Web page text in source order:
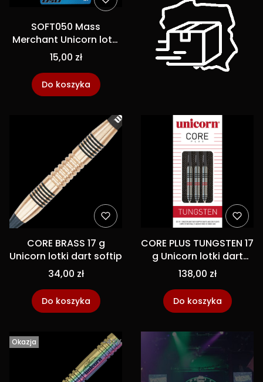
SOFT050 Mass
Merchant Unicorn lotki
dart soft
15,00 zł
Do koszyka
CORE BRASS 17 g
Unicorn lotki dart softip
34,00 zł
Do koszyka
CORE PLUS TUNGSTEN 17
g Unicorn lotki dart
softip
138,00 zł
Do koszyka
Okazja -42%